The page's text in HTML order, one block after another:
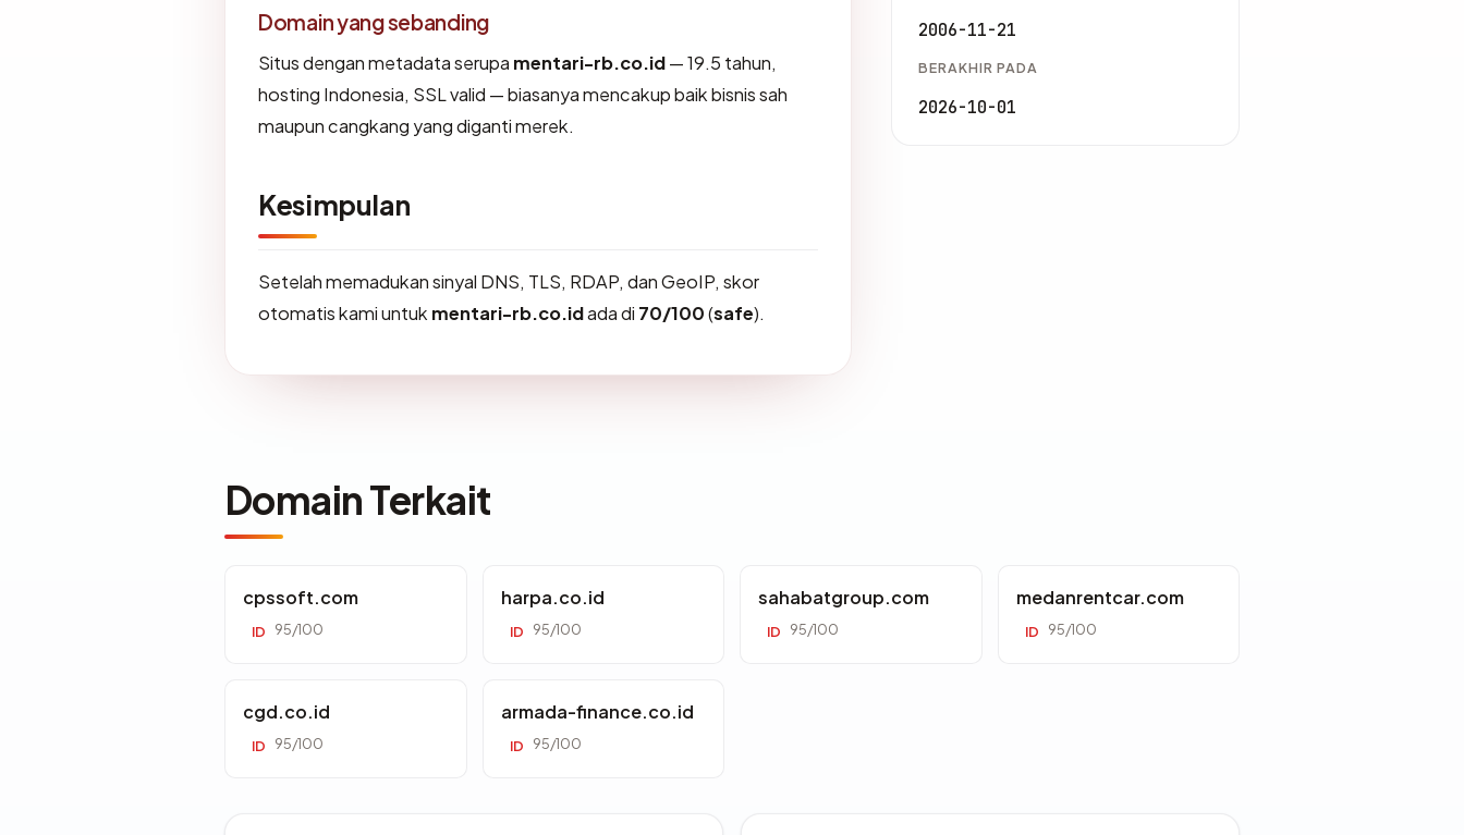
Domain yang sebanding
Situs dengan metadata serupa mentari-rb.co.id— 19.5 tahun,
hosting Indonesia, SSL valid — biasanya mencakup baik bisnis sah
maupun cangkang yang diganti merek.
Kesimpulan
Setelah memadukan sinyal DNS, TLS, RDAP, dan GeoIP, skor
otomatis kami untuk mentari-rb.co.idada di 70/100(safe).
2006-11-21
BERAKHIR PADA
2026-10-01
Domain Terkait
cpssoft.com
ID 95/100
harpa.co.id
ID 95/100
sahabatgroup.com
ID 95/100
medanrentcar.com
ID 95/100
cgd.co.id
ID 95/100
armada-finance.co.id
ID 95/100